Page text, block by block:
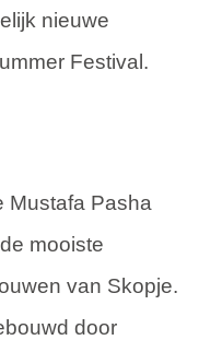
nieuwe
Festival.
Mustafa Pasha
mooiste
van Skopje.
door